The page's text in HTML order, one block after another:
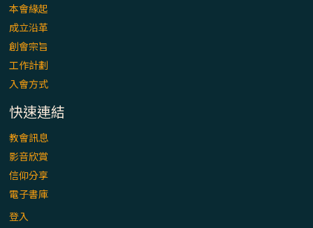
本會緣起
成立沿革
創會宗旨
工作計劃
入會方式
快速連結
教會訊息
影音欣賞
信仰分享
電子書庫
登入